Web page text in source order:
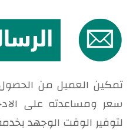
تمكين العميل من
سعر ومساعدته على
لتوفير الوقت الوجهد